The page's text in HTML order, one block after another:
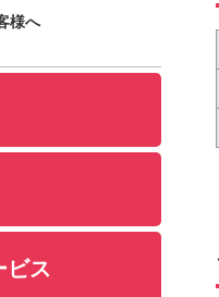
様へ
ビス